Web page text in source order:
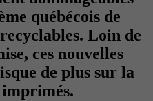
québécois de
Loin de
ces nouvelles
de plus sur la
imprimés.